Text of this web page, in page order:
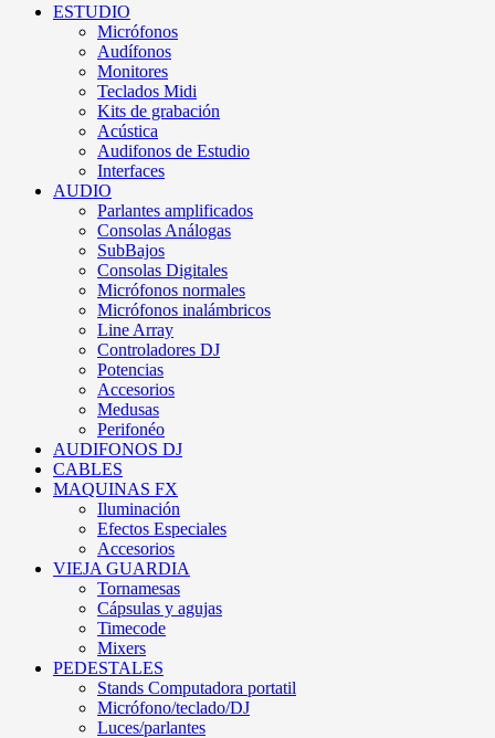
ESTUDIO
Micrófonos
Audífonos
Monitores
Teclados Midi
Kits de grabación
Acústica
Audifonos de Estudio
Interfaces
AUDIO
Parlantes amplificados
Consolas Análogas
SubBajos
Consolas Digitales
Micrófonos normales
Micrófonos inalámbricos
Line Array
Controladores DJ
Potencias
Accesorios
Medusas
Perifonéo
AUDIFONOS DJ
CABLES
MAQUINAS FX
Iluminación
Efectos Especiales
Accesorios
VIEJA GUARDIA
Tornamesas
Cápsulas y agujas
Timecode
Mixers
PEDESTALES
Stands Computadora portatil
Micrófono/teclado/DJ
Luces/parlantes